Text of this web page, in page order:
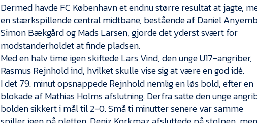
Dermed havde FC København et endnu større resultat at jagte,
en stærkspillende central midtbane, bestående af Daniel
Simon Bækgård og Mads Larsen, gjorde det yderst svært for
modstanderholdet at finde pladsen.
Med en halv time igen skiftede Lars Vind, den unge U17-angriber,
Rasmus Rejnhold ind, hvilket skulle vise sig at være en god idé.
I det 79. minut opsnappede Rejnhold nemlig en løs bold, efter en
blokade af Mathias Holms afslutning. Derfra satte den unge
bolden sikkert i mål til 2-0. Små ti minutter senere var samme